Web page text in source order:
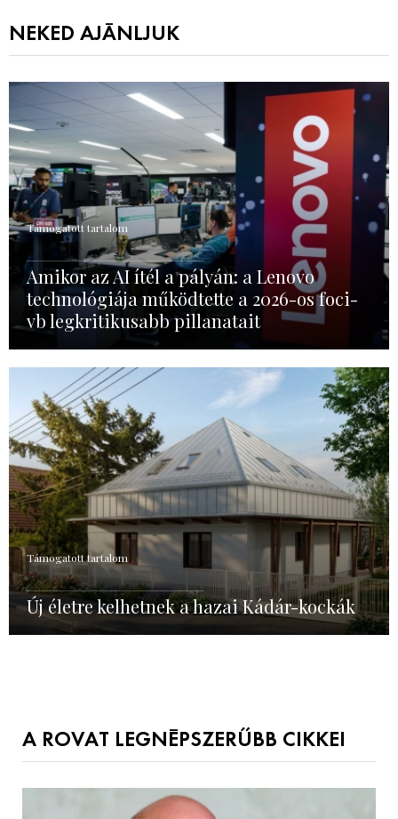
NEKED AJÁNLJUK
Támogatott tartalom
Amikor az AI ítél a pályán: a Lenovo
technológiája működtette a 2026-os foci-
vb legkritikusabb pillanatait
Támogatott tartalom
Új életre kelhetnek a hazai Kádár-kockák
A ROVAT LEGNÉPSZERŰBB CIKKEI